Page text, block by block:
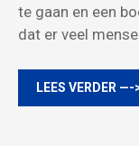
te gaan en een
dat er veel
LEES VERDER —-